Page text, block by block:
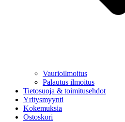
Vaurioilmoitus
Palautus ilmoitus
Tietosuoja & toimitusehdot
Yritysmyynti
Kokemuksia
Ostoskori